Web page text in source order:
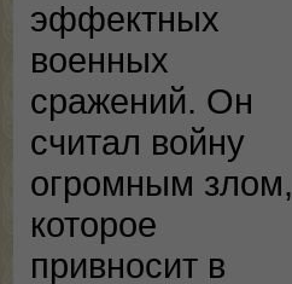
эффектных
военных
сражений. Он
считал войну
огромным злом,
которое
привносит в